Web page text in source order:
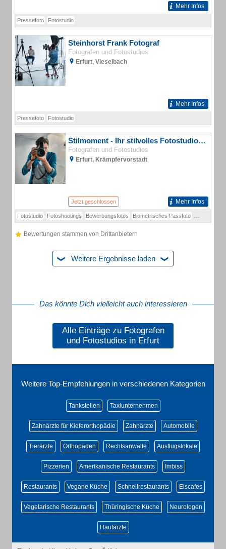
Mehr Infos
Pressefoto Fotostudio
Steinhorst Frank Fotograf
Fotografen und Fotostudios
Erfurt, Vieselbach
Mehr Infos
Pressefoto Fotostudio
Stilmoment - Ihr stilvolles Fotostudio in Erfurt
Fotografen und Fotostudios
Erfurt, Krämpfervorstadt
Jetzt geschlossen Mehr Infos
Fotostudio Fotoshootings Bewerbungsfotos Biometrisches Passfoto
Bewertungen stammen von Drittanbietern
Weitere Ergebnisse laden
Das könnte Dich vielleicht auch interessieren
Alle Einträge zu Fotografen
und Fotostudios in Erfurt
Weitere Top-Empfehlungen in verschiedenen Kategorien
Tankstellen Taxiunternehmen
Zahnärzte für Kieferorthopädie Zahnärzte Automobile
Tierärzte Orthopäden Rechtsanwälte Ausflugslokale
Pizzerien Amerikanische Restaurants Imbiss
Restaurants Vegane Küche Schnellrestaurants Eiscafes
Vegetarische Restaurants Thüringische Küche Neurologen
Hautärzte